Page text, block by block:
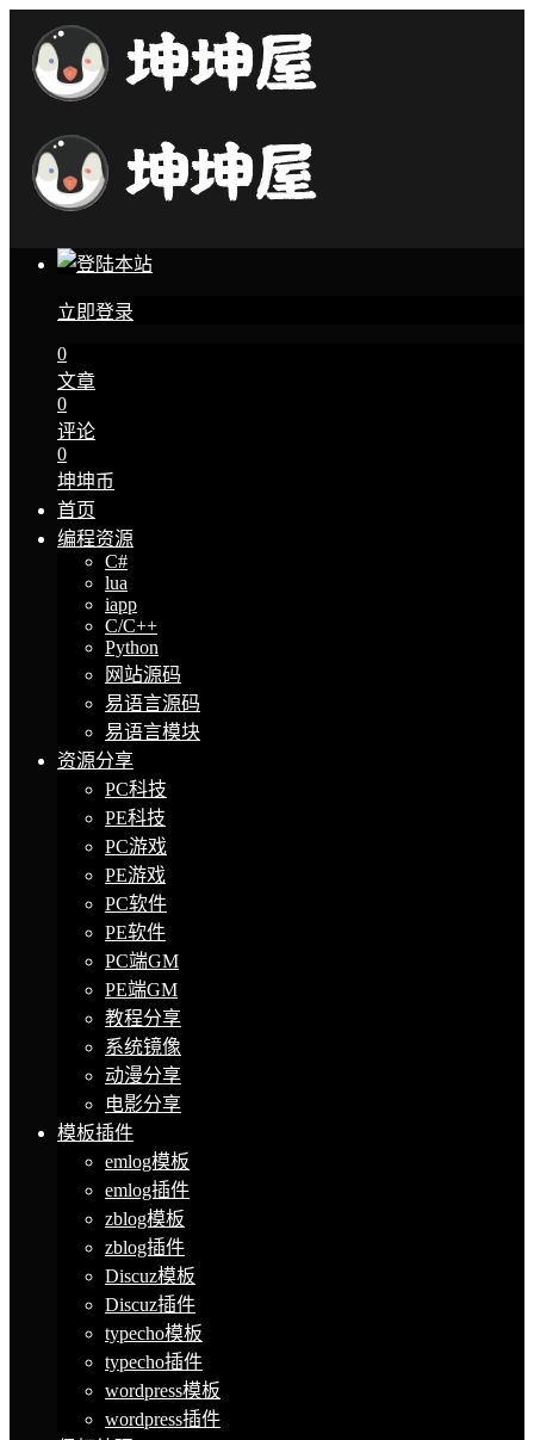
立即登录
0
文章
0
评论
0
坤坤币
首页
编程资源
C#
lua
iapp
C/C++
Python
网站源码
易语言源码
易语言模块
资源分享
PC科技
PE科技
PC游戏
PE游戏
PC软件
PE软件
PC端GM
PE端GM
教程分享
系统镜像
动漫分享
电影分享
模板插件
emlog模板
emlog插件
zblog模板
zblog插件
Discuz模板
Discuz插件
typecho模板
typecho插件
wordpress模板
wordpress插件